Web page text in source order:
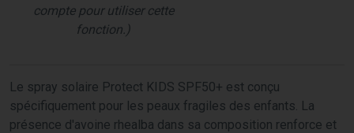
compte pour utiliser cette
fonction.)
Le spray solaire Protect KIDS SPF50+ est conçu
spécifiquement pour les peaux fragiles des enfants. La
présence d'avoine rhealba dans sa composition renforce et